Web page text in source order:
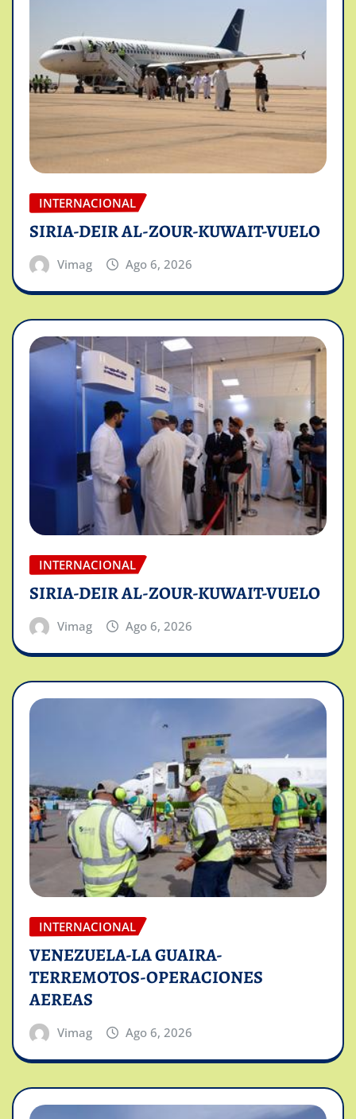
INTERNACIONAL
SIRIA-DEIR AL-ZOUR-KUWAIT-VUELO
Vimag Ago 6, 2026
INTERNACIONAL
SIRIA-DEIR AL-ZOUR-KUWAIT-VUELO
Vimag Ago 6, 2026
INTERNACIONAL
VENEZUELA-LA GUAIRA-
TERREMOTOS-OPERACIONES
AEREAS
Vimag Ago 6, 2026